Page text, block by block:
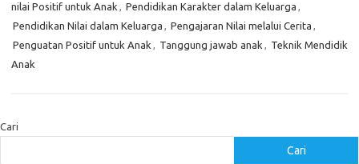
nilai Positif untuk Anak , Pendidikan Karakter dalam Keluarga ,
Pendidikan Nilai dalam Keluarga , Pengajaran Nilai melalui Cerita ,
Penguatan Positif untuk Anak , Tanggung jawab anak , Teknik Mendidik
Anak
Cari
Cari